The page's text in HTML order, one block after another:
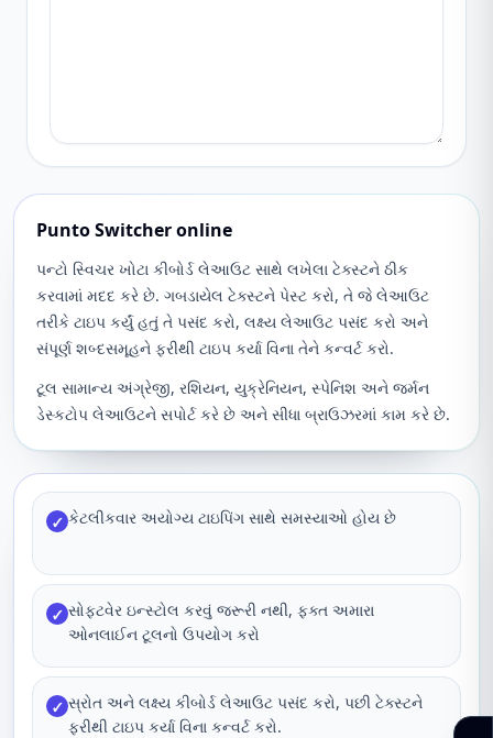
Punto Switcher online
પન્ટો સ્વિચર ખોટા કીબોર્ડ લેઆઉટ સાથે લખેલા ટેક્સ્ટને ઠીક
કરવામાં મદદ કરે છે. ગબડાયેલ ટેક્સ્ટને પેસ્ટ કરો, તે જે લેઆઉટ
તરીકે ટાઇપ કર્યું હતું તે પસંદ કરો, લક્ષ્ય લેઆઉટ પસંદ કરો અને
સંપૂર્ણ શબ્દસમૂહને ફરીથી ટાઇપ કર્યા વિના તેને કન્વર્ટ કરો.
ટૂલ સામાન્ય અંગ્રેજી, રશિયન, યુક્રેનિયન, સ્પેનિશ અને જર્મન
ડેસ્કટોપ લેઆઉટને સપોર્ટ કરે છે અને સીધા બ્રાઉઝરમાં કામ કરે છે.
✓ કેટલીકવાર અયોગ્ય ટાઇપિંગ સાથે સમસ્યાઓ હોય છે
✓ સોફ્ટવેર ઇન્સ્ટોલ કરવું જરૂરી નથી, ફક્ત અમારા
ઓનલાઈન ટૂલનો ઉપયોગ કરો
✓ સ્રોત અને લક્ષ્ય કીબોર્ડ લેઆઉટ પસંદ કરો, પછી ટેક્સ્ટને
ફરીથી ટાઇપ કર્યા વિના કન્વર્ટ કરો.